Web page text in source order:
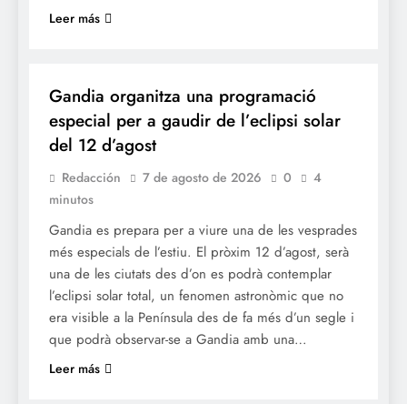
Leer más
Gandia organitza una programació
especial per a gaudir de l’eclipsi solar
del 12 d’agost
Redacción 7 de agosto de 2026 0
4
minutos
Gandia es prepara per a viure una de les vesprades
més especials de l’estiu. El pròxim 12 d’agost, serà
una de les ciutats des d’on es podrà contemplar
l’eclipsi solar total, un fenomen astronòmic que no
era visible a la Península des de fa més d’un segle i
que podrà observar-se a Gandia amb una…
Leer más